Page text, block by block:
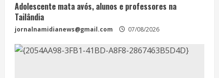
Adolescente mata avós, alunos e professores na
Tailândia
jornalnamidianews@gmail.com 07/08/2026